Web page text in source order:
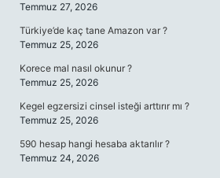
Temmuz 27, 2026
Türkiye’de kaç tane Amazon var ?
Temmuz 25, 2026
Korece mal nasıl okunur ?
Temmuz 25, 2026
Kegel egzersizi cinsel isteği arttırır mı ?
Temmuz 25, 2026
590 hesap hangi hesaba aktarılır ?
Temmuz 24, 2026